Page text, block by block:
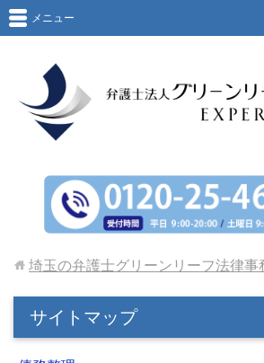
メニュー
埼玉の弁護士グリーンリーフ法律事
サイトマップ